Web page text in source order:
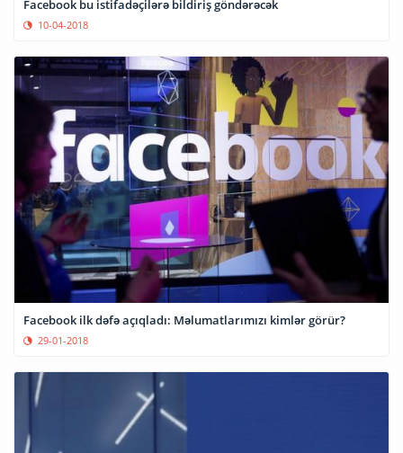
Facebook bu istifadəçilərə bildiriş göndərəcək
10-04-2018
Facebook ilk dəfə açıqladı: Məlumatlarımızı kimlər görür?
29-01-2018